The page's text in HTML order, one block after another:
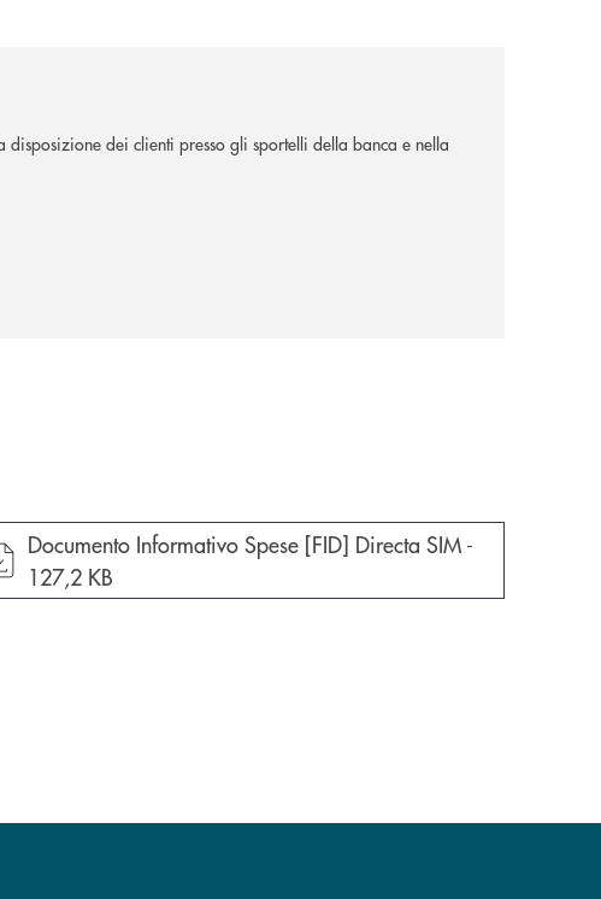
dei clienti presso gli sportelli della banca e nella
apre documento in una nuova finestra
Documento Informativo Spese [FID] Directa SIM -
127,2 KB